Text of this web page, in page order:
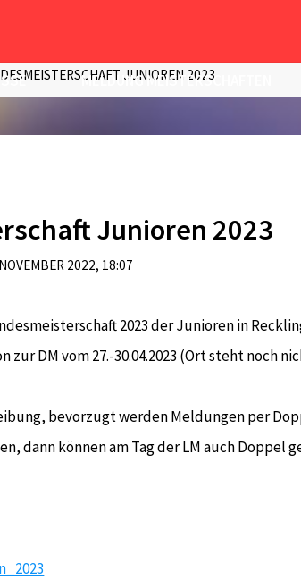
MELDUNG MEISTERSCHAFTEN
JUNIOREN 2023
Junioren 2023
2022, 18:07
2023 der Junioren in
zur DM vom 27.-30.04.2023 (Ort steht noch
bevorzugt werden Meldungen per
dann können am Tag der LM auch Doppel